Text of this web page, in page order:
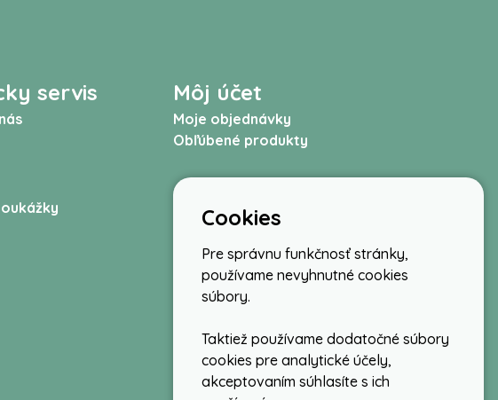
servis Môj účet
Moje objednávky
Obľúbené produkty
Cookies
Pre správnu funkčnosť stránky,
používame nevyhnutné cookies
súbory.
Taktiež používame dodatočné súbory
cookies pre analytické účely,
akceptovaním súhlasíte s ich